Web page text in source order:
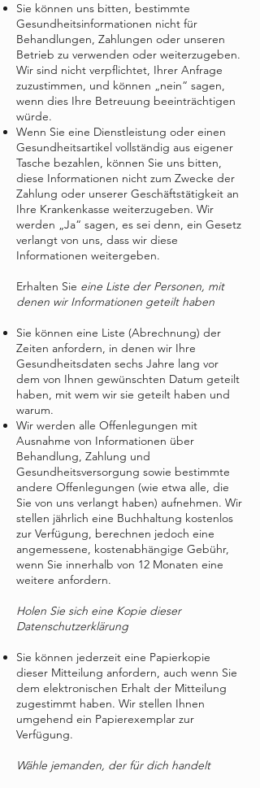
Sie können uns bitten, bestimmte
Gesundheitsinformationen nicht für
Behandlungen, Zahlungen oder unseren
Betrieb zu verwenden oder weiterzugeben.
Wir sind nicht verpflichtet, Ihrer Anfrage
zuzustimmen, und können „nein“ sagen,
wenn dies Ihre Betreuung beeinträchtigen
würde.
Wenn Sie eine Dienstleistung oder einen
Gesundheitsartikel vollständig aus eigener
Tasche bezahlen, können Sie uns bitten,
diese Informationen nicht zum Zwecke der
Zahlung oder unserer Geschäftstätigkeit an
Ihre Krankenkasse weiterzugeben. Wir
werden „Ja“ sagen, es sei denn, ein Gesetz
verlangt von uns, dass wir diese
Informationen weitergeben.
Erhalten Sie eine Liste der Personen, mit
denen wir Informationen geteilt haben
Sie können eine Liste (Abrechnung) der
Zeiten anfordern, in denen wir Ihre
Gesundheitsdaten sechs Jahre lang vor
dem von Ihnen gewünschten Datum geteilt
haben, mit wem wir sie geteilt haben und
warum.
Wir werden alle Offenlegungen mit
Ausnahme von Informationen über
Behandlung, Zahlung und
Gesundheitsversorgung sowie bestimmte
andere Offenlegungen (wie etwa alle, die
Sie von uns verlangt haben) aufnehmen. Wir
stellen jährlich eine Buchhaltung kostenlos
zur Verfügung, berechnen jedoch eine
angemessene, kostenabhängige Gebühr,
wenn Sie innerhalb von 12 Monaten eine
weitere anfordern.
Holen Sie sich eine Kopie dieser
Datenschutzerklärung
Sie können jederzeit eine Papierkopie
dieser Mitteilung anfordern, auch wenn Sie
dem elektronischen Erhalt der Mitteilung
zugestimmt haben. Wir stellen Ihnen
umgehend ein Papierexemplar zur
Verfügung.
Wähle jemanden, der für dich handelt